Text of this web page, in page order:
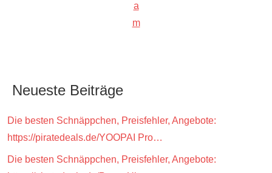
a
m
Neueste Beiträge
Die besten Schnäppchen, Preisfehler, Angebote:
https://piratedeals.de/YOOPAI Pro…
Die besten Schnäppchen, Preisfehler, Angebote: